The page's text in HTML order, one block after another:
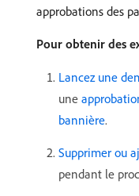
approbations des
Pour obtenir des
Lancez une
une
bannière.
Supprimer ou
pendant le